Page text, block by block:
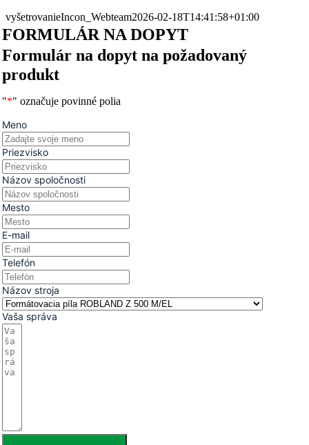
vyšetrovanieIncon_Webteam2026-02-18T14:41:58+01:00
FORMULÁR NA DOPYT
Formulár na dopyt na požadovaný
produkt
"*" označuje povinné polia
Meno
Priezvisko
Názov spoločnosti
Mesto
E-mail
Telefón
Názov stroja
Vaša správa